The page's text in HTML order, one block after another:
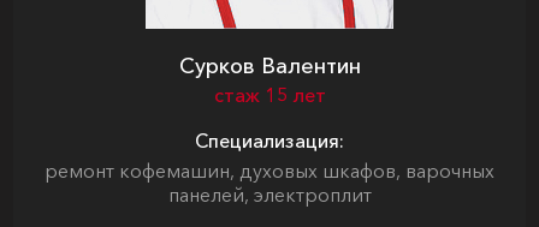
Сурков Валентин
стаж 15 лет
Специализация:
ремонт кофемашин, духовых шкафов, варочных
панелей, электроплит